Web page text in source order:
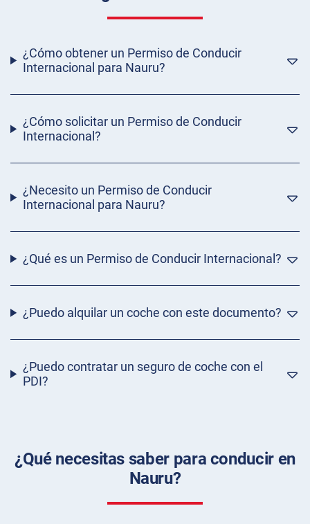
¿Cómo obtener un Permiso de Conducir
Internacional para Nauru?
¿Cómo solicitar un Permiso de Conducir
Internacional?
¿Necesito un Permiso de Conducir
Internacional para Nauru?
¿Qué es un Permiso de Conducir Internacional?
¿Puedo alquilar un coche con este documento?
¿Puedo contratar un seguro de coche con el
PDI?
¿Qué necesitas saber para conducir en
Nauru?